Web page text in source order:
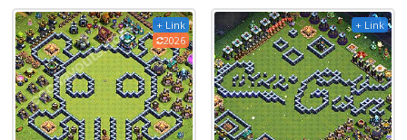
+ Link
2026
+ Link